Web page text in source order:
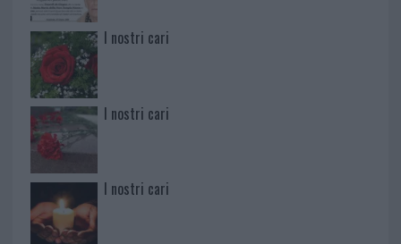
I nostri cari
I nostri cari
I nostri cari